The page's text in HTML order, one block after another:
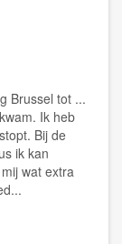
Brussel tot ...
Ik heb
Bij de
ik kan
wat extra